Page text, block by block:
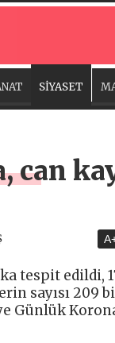
SİYASET
can
tespit edildi,
sayısı 209
Günlük